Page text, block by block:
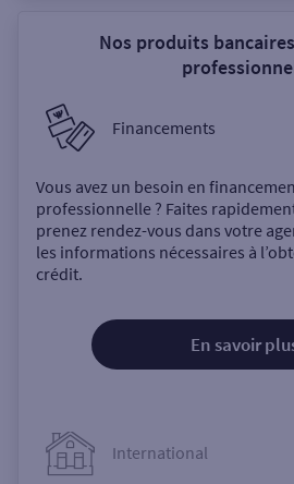
Nos produits
Financements
Vous avez un besoin en
professionnelle ? Faites
prenez rendez-vous dans votre
les informations nécessaires à
crédit.
En savoir
International